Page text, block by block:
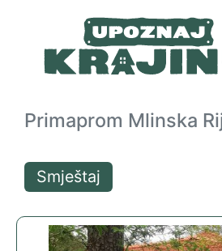
Primaprom Mlinska
Smještaj